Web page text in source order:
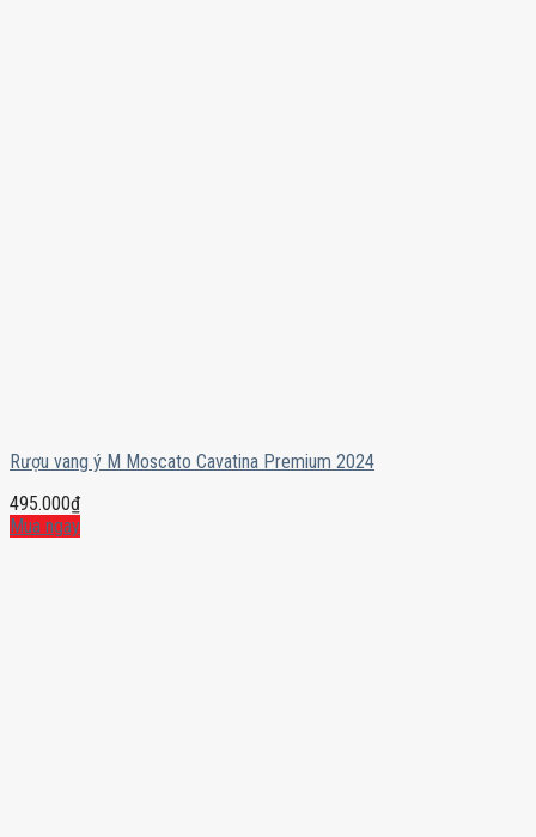
Rượu vang ý M Moscato Cavatina Premium 2024
495.000₫
Mua ngay